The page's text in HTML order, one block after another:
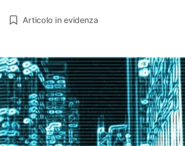
Articolo in evidenza